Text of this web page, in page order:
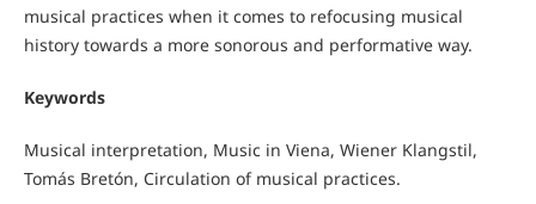
musical practices when it comes to refocusing musical
history towards a more sonorous and performative way.
Keywords
Musical interpretation, Music in Viena, Wiener Klangstil,
Tomás Bretón, Circulation of musical practices.